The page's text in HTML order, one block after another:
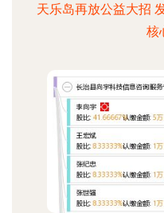
天乐岛再放公益大招
核